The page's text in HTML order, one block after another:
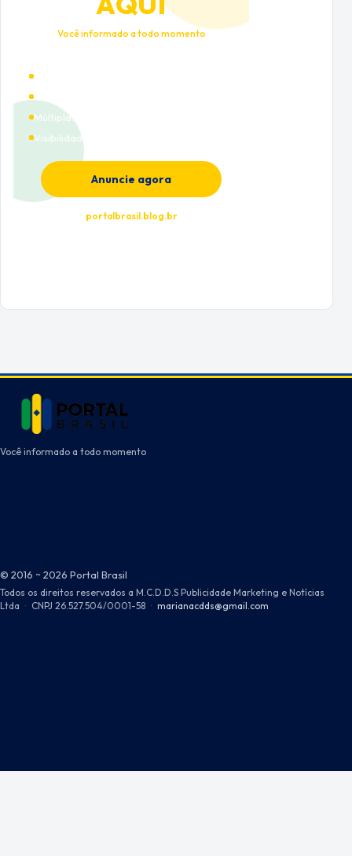
Você informado a todo momento
Múltiplas categorias
Visibilidade premium
Anuncie agora
portalbrasil.blog.br
Você informado a todo momento
© 2016 ~ 2026 Portal Brasil
Todos os direitos reservados a M.C.D.D.S Publicidade Marketing e Notícias
Ltda · CNPJ 26.527.504/0001-58 · marianacdds@gmail.com